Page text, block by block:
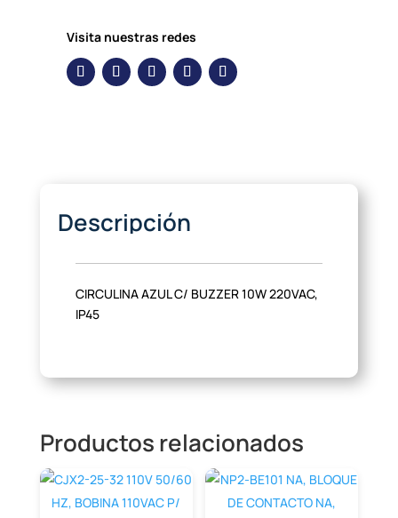
Visita nuestras redes
Descripción
CIRCULINA AZUL C/ BUZZER 10W 220VAC,
IP45
Productos relacionados